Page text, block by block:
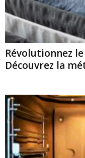
Révolutionnez
Découvrez la